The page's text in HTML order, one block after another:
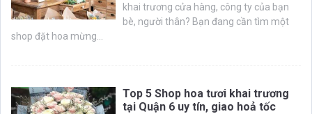
khai trương cửa hàng, công ty của bạn
bè, người thân? Bạn đang cần tìm một
shop đặt hoa mừng...
Top 5 Shop hoa tươi khai trương
tại Quận 6 uy tín, giao hoả tốc